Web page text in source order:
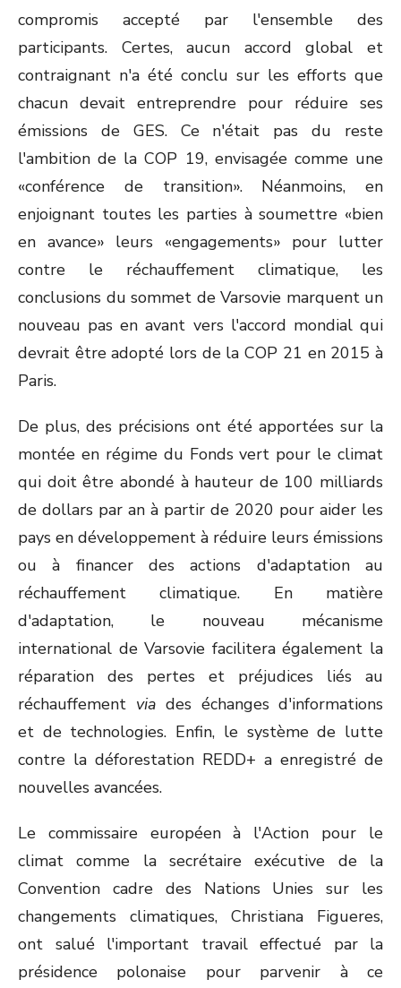
compromis accepté par l'ensemble des
participants. Certes, aucun accord global et
contraignant n'a été conclu sur les efforts que
chacun devait entreprendre pour réduire ses
émissions de GES. Ce n'était pas du reste
l'ambition de la COP 19, envisagée comme une
«conférence de transition». Néanmoins, en
enjoignant toutes les parties à soumettre «bien
en avance» leurs «engagements» pour lutter
contre le réchauffement climatique, les
conclusions du sommet de Varsovie marquent un
nouveau pas en avant vers l'accord mondial qui
devrait être adopté lors de la COP 21 en 2015 à
Paris.
De plus, des précisions ont été apportées sur la
montée en régime du Fonds vert pour le climat
qui doit être abondé à hauteur de 100 milliards
de dollars par an à partir de 2020 pour aider les
pays en développement à réduire leurs émissions
ou à financer des actions d'adaptation au
réchauffement climatique. En matière
d'adaptation, le nouveau mécanisme
international de Varsovie facilitera également la
réparation des pertes et préjudices liés au
réchauffement via des échanges d'informations
et de technologies. Enfin, le système de lutte
contre la déforestation REDD+ a enregistré de
nouvelles avancées.
Le commissaire européen à l'Action pour le
climat comme la secrétaire exécutive de la
Convention cadre des Nations Unies sur les
changements climatiques, Christiana Figueres,
ont salué l'important travail effectué par la
présidence polonaise pour parvenir à ce